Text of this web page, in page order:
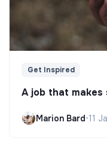
Get Inspired
A job that makes
Marion Bard•11